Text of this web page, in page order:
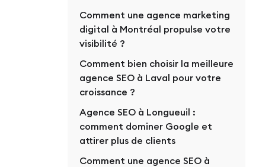
Comment une agence marketing
digital à Montréal propulse votre
visibilité ?
Comment bien choisir la meilleure
agence SEO à Laval pour votre
croissance ?
Agence SEO à Longueuil :
comment dominer Google et
attirer plus de clients
Comment une agence SEO à